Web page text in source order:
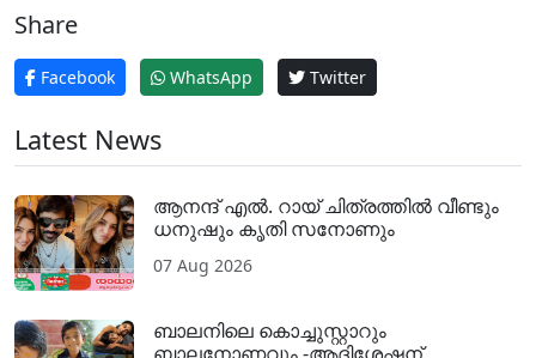
Share
Facebook WhatsApp Twitter
Latest News
ആനന്ദ് എൽ. റായ് ചിത്രത്തിൽ വീണ്ടും
ധനുഷും കൃതി സനോണും
07 Aug 2026
ബാലനിലെ കൊച്ചുസ്റ്റാറും